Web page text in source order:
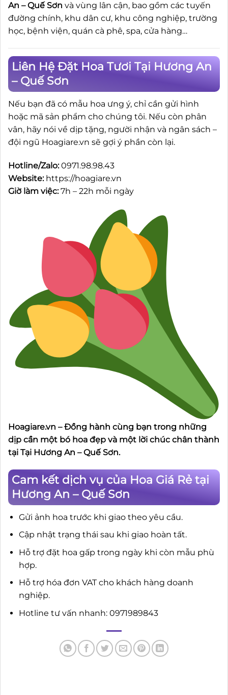
An – Quế Sơn và vùng lân cận, bao gồm các tuyến
đường chính, khu dân cư, khu công nghiệp, trường
học, bệnh viện, quán cà phê, spa, cửa hàng…
Liên Hệ Đặt Hoa Tươi Tại Hương An
– Quế Sơn
Nếu bạn đã có mẫu hoa ưng ý, chỉ cần gửi hình
hoặc mã sản phẩm cho chúng tôi. Nếu còn phân
vân, hãy nói về dịp tặng, người nhận và ngân sách –
đội ngũ Hoagiare.vn sẽ gợi ý phần còn lại.
Hotline/Zalo:0971.98.98.43
Website: https://hoagiare.vn
Giờ làm việc:7h – 22h mỗi ngày
Hoagiare.vn – Đồng hành cùng bạn trong những
dịp cần một bó hoa đẹp và một lời chúc chân thành
tại Tại Hương An – Quế Sơn.
Cam kết dịch vụ của Hoa Giá Rẻ tại
Hương An – Quế Sơn
Gửi ảnh hoa trước khi giao theo yêu cầu.
Cập nhật trạng thái sau khi giao hoàn tất.
Hỗ trợ đặt hoa gấp trong ngày khi còn mẫu phù
hợp.
Hỗ trợ hóa đơn VAT cho khách hàng doanh
nghiệp.
Hotline tư vấn nhanh: 0971989843